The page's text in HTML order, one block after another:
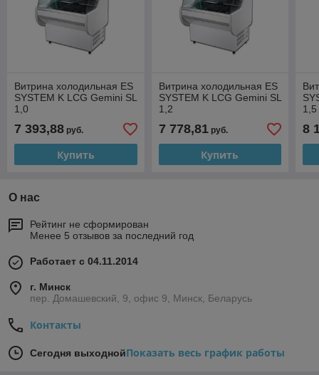
Витрина холодильная ES
SYSTEM K LCG Gemini SL
1,0
7 393,88 руб.
Купить
Витрина холодильная ES
SYSTEM K LCG Gemini SL
1,2
7 778,81руб.
Купить
1,5
8
О нас
Рейтинг не сформирован
Менее 5 отзывов за последний год
Работает с 04.11.2014
г. Минск
пер. Домашевский, 9, офис 9, Минск, Беларусь
Контакты
Сегодня выходнойПоказать весь график работы